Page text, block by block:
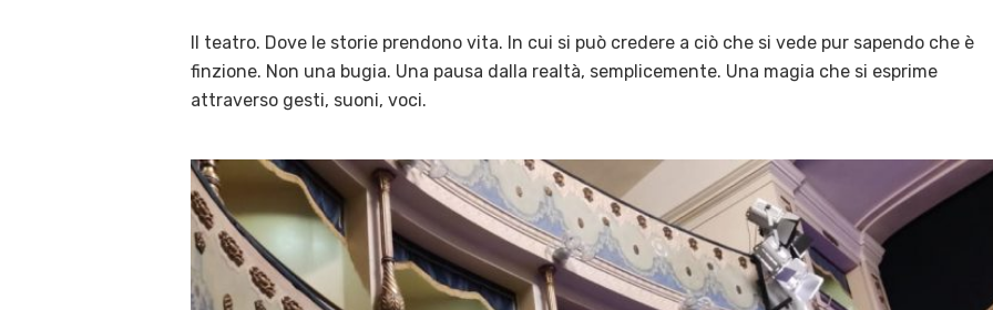
Il teatro. Dove le storie prendono vita. In cui si può credere a ciò che si vede pur sapendo che è
finzione. Non una bugia. Una pausa dalla realtà, semplicemente. Una magia che si esprime
attraverso gesti, suoni, voci.